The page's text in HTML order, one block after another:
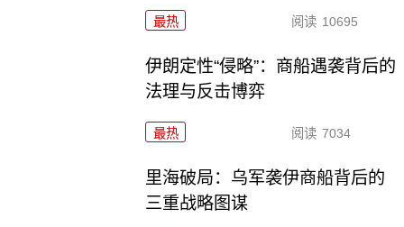
最热 阅读 10695
伊朗定性“侵略”：商船遇袭背后的
法理与反击博弈
最热 阅读 7034
里海破局：乌军袭伊商船背后的
三重战略图谋